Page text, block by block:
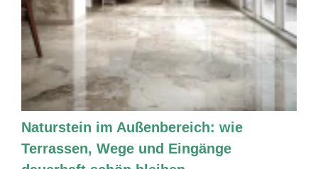
Naturstein im Außenbereich: wie
Terrassen, Wege und Eingänge